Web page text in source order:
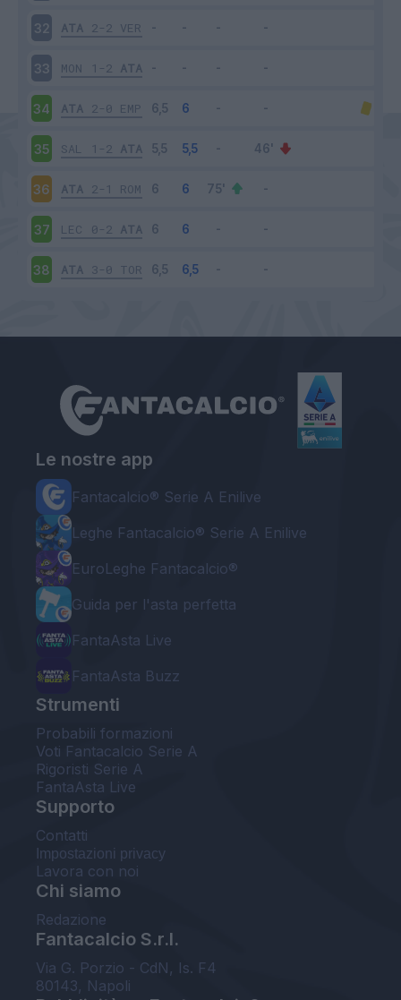
32 ATA 2-2 VER
33 MON 1-2 ATA
34 ATA 2-0 EMP
35 SAL 1-2 ATA
36 ATA 2-1 ROM
37 LEC 0-2 ATA
38 ATA 3-0 TOR
Le nostre app
Fantacalcio® Serie A Enilive
Leghe Fantacalcio® Serie A Enilive
EuroLeghe Fantacalcio®
Guida per l'asta perfetta
FantaAsta Live
FantaAsta Buzz
Strumenti
Probabili formazioni
Voti Fantacalcio Serie A
Rigoristi Serie A
FantaAsta Live
Supporto
Contatti
Impostazioni privacy
Lavora con noi
Chi siamo
Redazione
Fantacalcio S.r.l.
Via G. Porzio - CdN, Is. F4
80143, Napoli